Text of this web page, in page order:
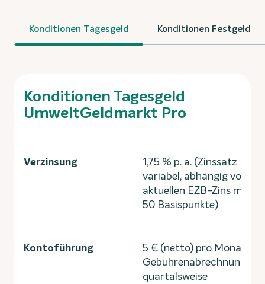
Konditionen Tagesgeld Konditionen Festgeld
Konditionen Tagesgeld
UmweltGeldmarkt Pro
Verzinsung
1,75 % p. a. (Zinssatz
variabel, abhängig vom
aktuellen EZB-Zins minus
50 Basispunkte)
Kontoführung
5 € (netto) pro Monat,
Gebührenabrechnung
quartalsweise